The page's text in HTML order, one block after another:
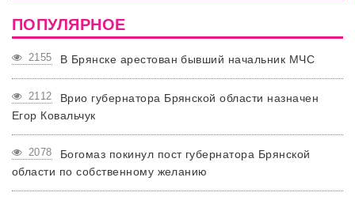
ПОПУЛЯРНОЕ
2155 В Брянске арестован бывший начальник МЧС
2112
Врио губернатора Брянской области назначен
Егор Ковальчук
2078
Богомаз покинул пост губернатора Брянской
области по собственному желанию